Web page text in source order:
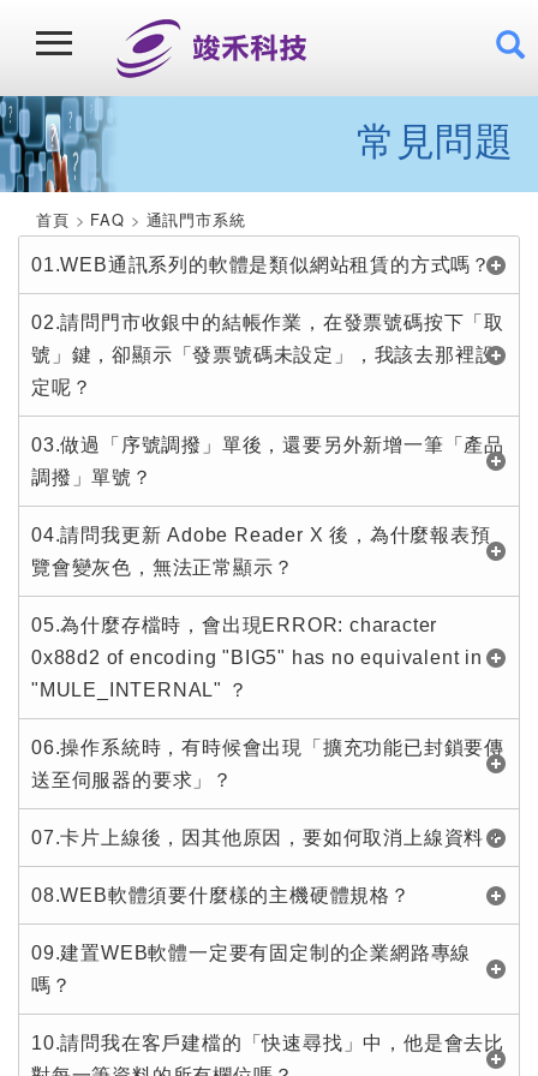
常見問題
首頁 FAQ 通訊門市系統
01.WEB通訊系列的軟體是類似網站租賃的方式嗎？
02.請問門市收銀中的結帳作業，在發票號碼按下「取
號」鍵，卻顯示「發票號碼未設定」，我該去那裡設
定呢？
03.做過「序號調撥」單後，還要另外新增一筆「產品
調撥」單號？
04.請問我更新 Adobe Reader X 後，為什麼報表預
覽會變灰色，無法正常顯示？
05.為什麼存檔時，會出現ERROR: character
0x88d2 of encoding "BIG5" has no equivalent in
"MULE_INTERNAL" ？
06.操作系統時，有時候會出現「擴充功能已封鎖要傳
送至伺服器的要求」？
07.卡片上線後，因其他原因，要如何取消上線資料？
08.WEB軟體須要什麼樣的主機硬體規格？
09.建置WEB軟體一定要有固定制的企業網路專線
嗎？
10.請問我在客戶建檔的「快速尋找」中，他是會去比